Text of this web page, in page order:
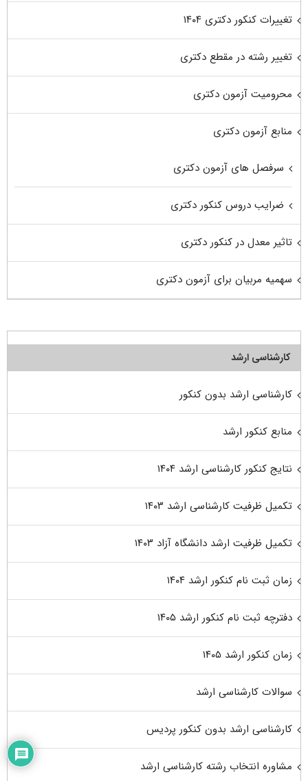
تغییرات کنکور دکتری ۱۴۰۴
تغییر رشته در مقطع دکتری
محرومیت آزمون دکتری
منابع آزمون دکتری
سرفصل های آزمون دکتری
ضرایب دروس کنکور دکتری
تاثیر معدل در کنکور دکتری
سهمیه مربیان برای آزمون دکتری
کارشناسی ارشد
کارشناسی ارشد بدون کنکور
منابع کنکور ارشد
نتایج کنکور کارشناسی ارشد ۱۴۰۴
تکمیل ظرفیت کارشناسی ارشد ۱۴۰۳
تکمیل ظرفیت ارشد دانشگاه آزاد ۱۴۰۳
زمان ثبت نام کنکور ارشد ۱۴۰۴
دفترچه ثبت نام کنکور ارشد ۱۴۰۵
زمان کنکور ارشد ۱۴۰۵
سوالات کارشناسی ارشد
کارشناسی ارشد بدون کنکور پردیس
مشاوره انتخاب رشته کارشناسی ارشد